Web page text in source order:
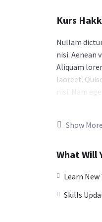
Kurs
Nullam
nisi. Aenean
Aliquam
laoreet.
nisi. Nam
Nullam quis
Donec pede
venenatis
Show More
What Will
Learn
Skills